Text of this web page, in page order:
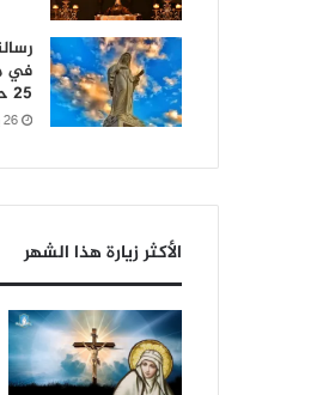
في
25 حزيران 2024
26 يونيو، 2024
الأكثر زيارة هذا الشهر